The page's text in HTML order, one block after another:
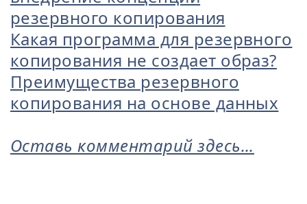
резервного копирования
Какая программа для резервного
копирования не создает образ?
Преимущества резервного
копирования на основе данных
Оставь комментарий здесь...